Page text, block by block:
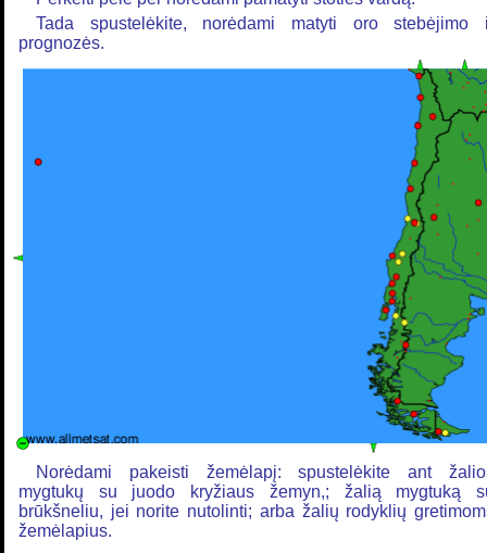
Tada spustelėkite, norėdami matyti oro stebėjimo
prognozės.
Norėdami pakeisti žemėlapį: spustelėkite ant
mygtukų su juodo kryžiaus žemyn,; žalią mygtuką
brūkšneliu, jei norite nutolinti; arba žalių rodyklių
žemėlapius.